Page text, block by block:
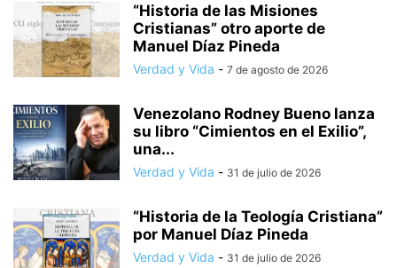
“Historia de las Misiones
Cristianas” otro aporte de
Manuel Díaz Pineda
Verdad y Vida - 7 de agosto de 2026
Venezolano Rodney Bueno lanza
su libro “Cimientos en el Exilio”,
una...
Verdad y Vida - 31 de julio de 2026
“Historia de la Teología Cristiana”
por Manuel Díaz Pineda
Verdad y Vida - 31 de julio de 2026